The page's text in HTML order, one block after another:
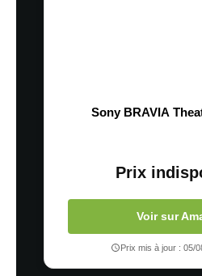
Sony BRAVIA
Prix
Voir sur
Prix mis à jour : 05/